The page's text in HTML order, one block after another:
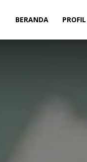
BERANDA PROFIL